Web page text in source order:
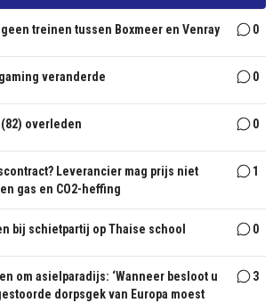
treinen tussen Boxmeer en Venray 0
veranderde 0
overleden 0
Leverancier mag prijs niet
gas en CO2-heffing
1
bij schietpartij op Thaise school 0
om asielparadijs: ‘Wanneer besloot u
dorpsgek van Europa moest
3